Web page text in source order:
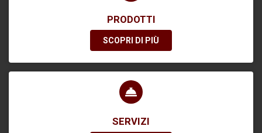
PRODOTTI
SCOPRI DI PIÙ
SERVIZI